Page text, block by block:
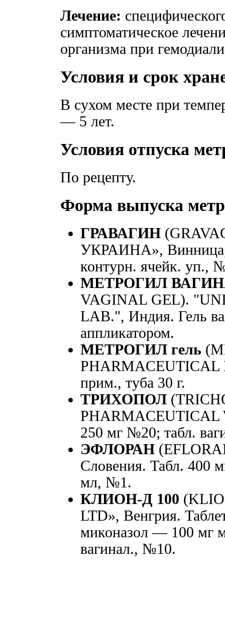
Лечение:
симптоматическое
организма при
Условия и срок
В сухом месте при
— 5 лет.
Условия отпуска
По рецепту.
Форма выпуска
ГРАВАГИН
УКРАИНА», Винница,
контурн. ячейк. уп.,
МЕТРОГИЛ
VAGINAL GEL).
LAB.", Индия. Гель
аппликатором.
МЕТРОГИЛ гель
PHARMACEUTICAL
прим., туба 30 г.
ТРИХОПОЛ
PHARMACEUTICAL
250 мг №20; табл.
ЭФЛОРАН
Словения. Табл. 400
мл, №1.
КЛИОН-Д 100
LTD», Венгрия.
миконазол — 100 мг
вагинал., №10.